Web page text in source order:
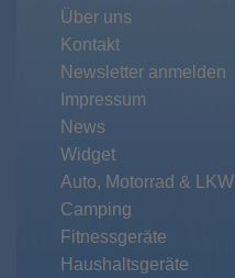
Über uns
Kontakt
Newsletter anmelden
Impressum
News
Widget
Auto, Motorrad & LKW
Camping
Fitnessgeräte
Haushaltsgeräte